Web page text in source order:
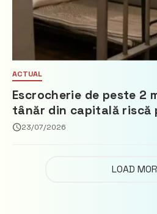
ACTUAL
Escrocherie de peste 2
tânăr din capitală riscă
închisoare
23/07/2026
LOAD